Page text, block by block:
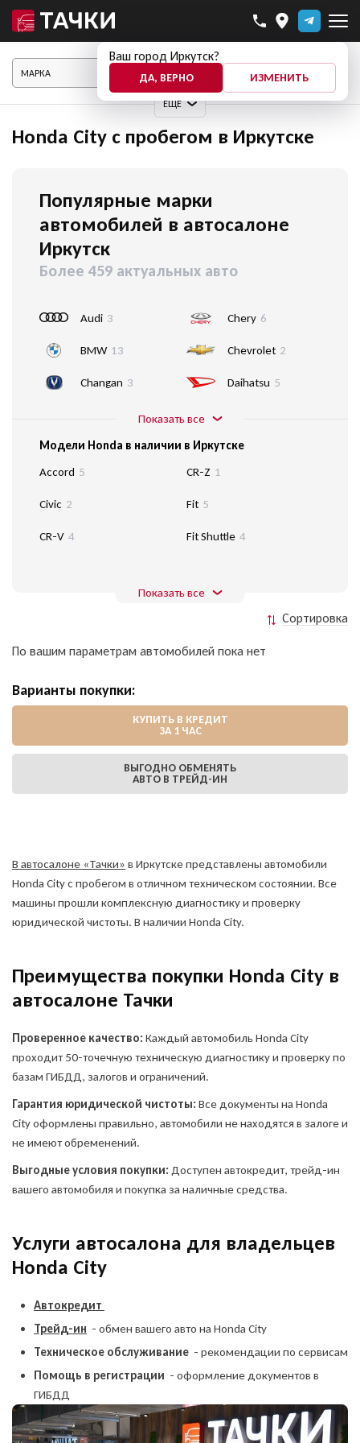
Ваш город Иркутск?
ДА, ВЕРНО ИЗМЕНИТЬ
ЕЩЕ
ПОКАЗАТЬ АВТО
Honda City с пробегом в Иркутске
Популярные марки
автомобилей в автосалоне
Иркутск
Более 459 актуальных авто
Audi 3
BMW 13
Changan 3
Chery 6
Chevrolet 2
Daihatsu 5
Показать все
Модели Honda в наличии в Иркутске
Accord 5
Civic 2
CR-V 4
CR-Z 1
Fit 5
Fit Shuttle 4
Показать все
Сортировка
По вашим параметрам автомобилей пока нет
Варианты покупки:
КУПИТЬ В КРЕДИТ
ЗА 1 ЧАС
ВЫГОДНО ОБМЕНЯТЬ
АВТО В ТРЕЙД-ИН
В автосалоне «Тачки» в Иркутске представлены автомобили
Honda City с пробегом в отличном техническом состоянии. Все
машины прошли комплексную диагностику и проверку
юридической чистоты. В наличии Honda City.
Преимущества покупки Honda City в
автосалоне Тачки
Проверенное качество: Каждый автомобиль Honda City
проходит 50-точечную техническую диагностику и проверку по
базам ГИБДД, залогов и ограничений.
Гарантия юридической чистоты: Все документы на Honda
City оформлены правильно, автомобили не находятся в залоге и
не имеют обременений.
Выгодные условия покупки: Доступен автокредит, трейд-ин
вашего автомобиля и покупка за наличные средства.
Услуги автосалона для владельцев
Honda City
Автокредит
Трейд-ин - обмен вашего авто на Honda City
Техническое обслуживание - рекомендации по сервисам
Помощь в регистрации - оформление документов в
ГИБДД